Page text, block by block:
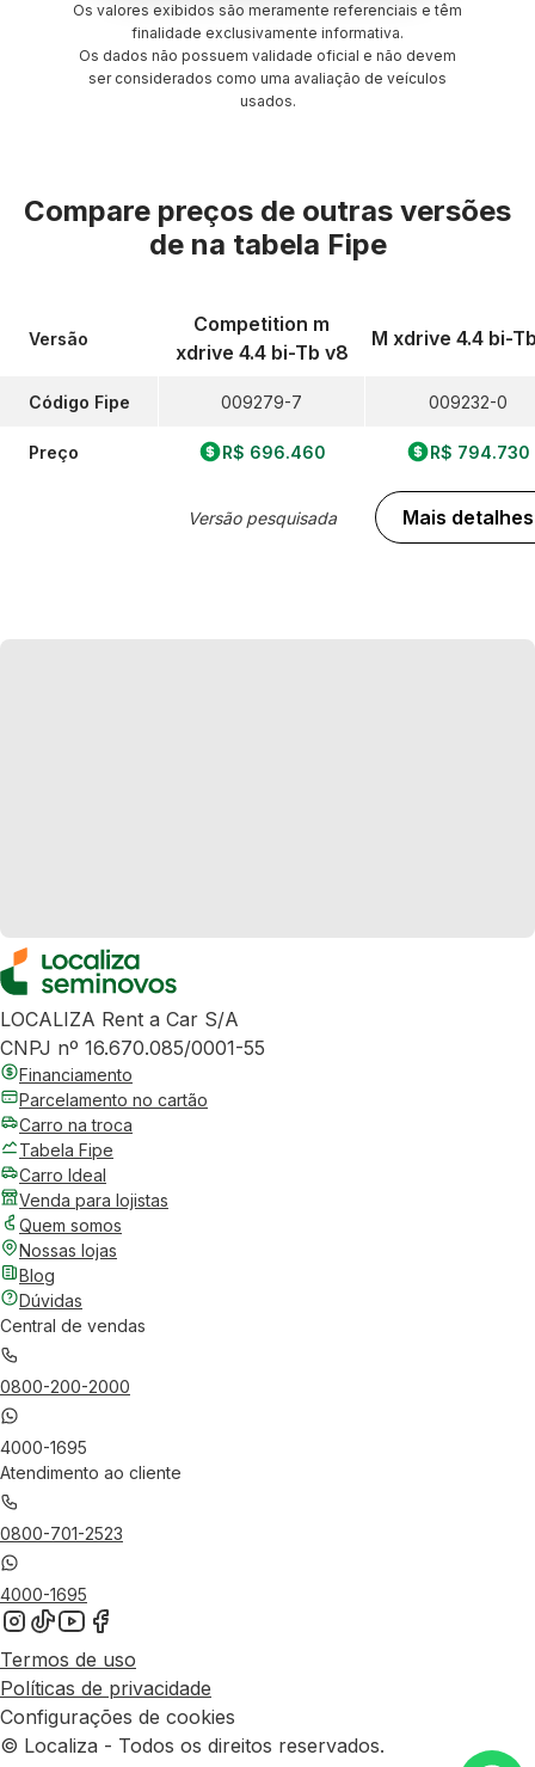
Os valores exibidos são meramente referenciais e têm
finalidade exclusivamente informativa.
Os dados não possuem validade oficial e não devem
ser considerados como uma avaliação de veículos
usados.
Compare preços de outras versões
de na tabela Fipe
Versão
Código Fipe
Preço
Competition m
xdrive 4.4 bi-Tb v8
009279-7
R$ 696.460
Versão pesquisada
M xdrive 4.4 bi-
009232-0
R$ 794.730
Mais detalhes
LOCALIZA Rent a Car S/A
CNPJ nº 16.670.085/0001-55
Financiamento
Parcelamento no cartão
Carro na troca
Tabela Fipe
Carro Ideal
Venda para lojistas
Quem somos
Nossas lojas
Blog
Dúvidas
Central de vendas
0800-200-2000
4000-1695
Atendimento ao cliente
0800-701-2523
4000-1695
Termos de uso
Políticas de privacidade
Configurações de cookies
© Localiza - Todos os direitos reservados.